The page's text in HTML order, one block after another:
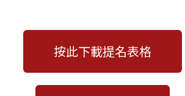
按此下載提名表格